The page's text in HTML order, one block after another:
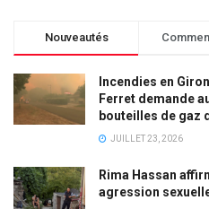
Nouveautés
Incendies en
Ferret demande
bouteilles de gaz
JUILLET 23, 2026
Rima Hassan
agression